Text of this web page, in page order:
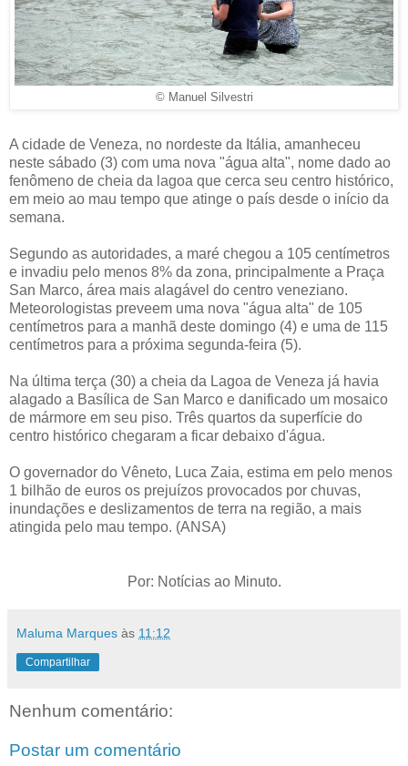
© Manuel Silvestri
A cidade de Veneza, no nordeste da Itália, amanheceu
neste sábado (3) com uma nova "água alta", nome dado ao
fenômeno de cheia da lagoa que cerca seu centro histórico,
em meio ao mau tempo que atinge o país desde o início da
semana.
Segundo as autoridades, a maré chegou a 105 centímetros
e invadiu pelo menos 8% da zona, principalmente a Praça
San Marco, área mais alagável do centro veneziano.
Meteorologistas preveem uma nova "água alta" de 105
centímetros para a manhã deste domingo (4) e uma de 115
centímetros para a próxima segunda-feira (5).
Na última terça (30) a cheia da Lagoa de Veneza já havia
alagado a Basílica de San Marco e danificado um mosaico
de mármore em seu piso. Três quartos da superfície do
centro histórico chegaram a ficar debaixo d'água.
O governador do Vêneto, Luca Zaia, estima em pelo menos
1 bilhão de euros os prejuízos provocados por chuvas,
inundações e deslizamentos de terra na região, a mais
atingida pelo mau tempo. (ANSA)
Por: Notícias ao Minuto.
Maluma Marques às 11:12
Compartilhar
Nenhum comentário:
Postar um comentário